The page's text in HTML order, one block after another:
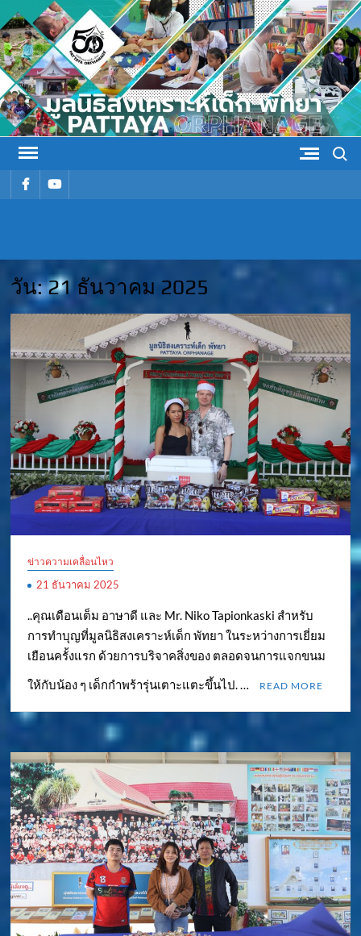
Skip
to
content
รายการรายการ
สงเคราะห์
เด็ก พัทยา
วัน:21 ธันวาคม 2025
ข่าวความเคลื่อนไหว
21 ธันวาคม 2025
..คุณเดือนเต็ม อาษาดี และ Mr. Niko Tapionkaski สำหรับ
การทำบุญที่มูลนิธิสงเคราะห์เด็ก พัทยา ในระหว่างการเยี่ยม
เยือนครั้งแรก ด้วยการบริจาคสิ่งของ ตลอดจนการแจกขนม
ให้กับน้อง ๆ เด็กกำพร้ารุ่นเตาะแตะขึ้นไป. …
READ MORE